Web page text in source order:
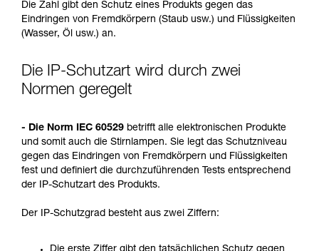
Die Beherrschung dieser Techniken setzt eine
entsprechende Ausbildung und ein spezielles
Training voraus. Prüfen Sie zusammen mit
Vorgang alleine sicher zu wiederholen, bevor
Sie ihn eigenständig durchführen.
Wir geben Beispiele für die mit Ihrer Aktivität
Die Zahl gibt den Schutz eines Produkts gegen das
Eindringen von Fremdkörpern (Staub usw.) und Flüssigkeiten
(Wasser, Öl usw.) an.
Die IP-Schutzart wird durch zwei
Normen geregelt
- Die Norm IEC 60529 betrifft alle elektronischen Produkte
und somit auch die Stirnlampen. Sie legt das Schutzniveau
gegen das Eindringen von Fremdkörpern und Flüssigkeiten
fest und definiert die durchzuführenden Tests entsprechend
der IP-Schutzart des Produkts.
Der IP-Schutzgrad besteht aus zwei Ziffern: